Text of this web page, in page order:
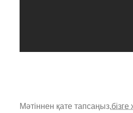
Мәтіннен қате тапсаңыз,